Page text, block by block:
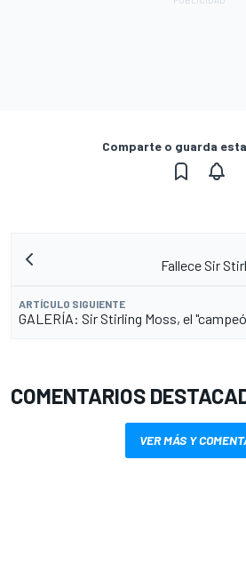
Comparte o guarda
Fallece Sir
ARTÍCULO SIGUIENTE
GALERÍA: Sir Stirling Moss, el
COMENTARIOS
VER MÁS Y